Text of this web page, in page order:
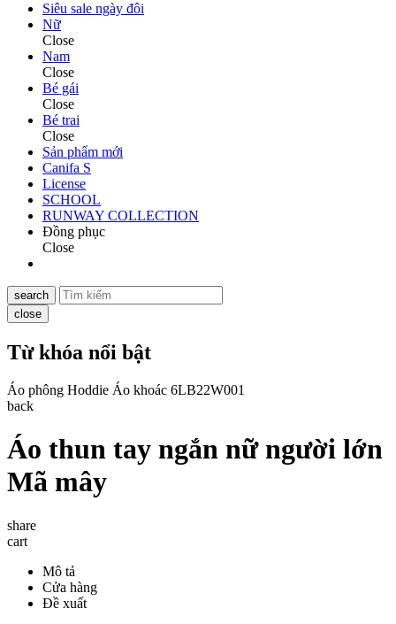
Siêu sale ngày đôi
Nữ
Close
Nam
Close
Bé gái
Close
Bé trai
Close
Sản phẩm mới
Canifa S
License
SCHOOL
RUNWAY COLLECTION
Đồng phục
Close
search
close
Từ khóa nổi bật
Áo phông Hoddie Áo khoác 6LB22W001
back
Áo thun tay ngắn nữ người lớn
Mã mây
share
cart
Mô tả
Cửa hàng
Đề xuất